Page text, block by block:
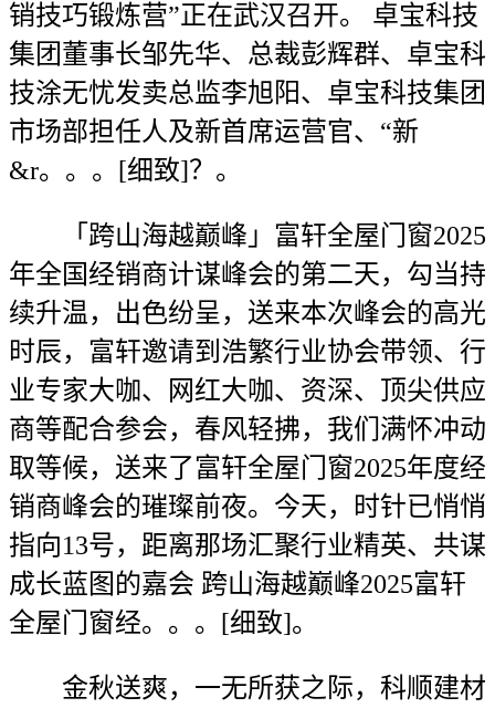
销技巧锻炼营”正在武汉召开。 卓宝科技
集团董事长邹先华、总裁彭辉群、卓宝科
技涂无忧发卖总监李旭阳、卓宝科技集团
市场部担任人及新首席运营官、“新
&r。。。[细致]？。
「跨山海越巅峰」富轩全屋门窗2025
年全国经销商计谋峰会的第二天，勾当持
续升温，出色纷呈，送来本次峰会的高光
时辰，富轩邀请到浩繁行业协会带领、行
业专家大咖、网红大咖、资深、顶尖供应
商等配合参会，春风轻拂，我们满怀冲动
取等候，送来了富轩全屋门窗2025年度经
销商峰会的璀璨前夜。今天，时针已悄悄
指向13号，距离那场汇聚行业精英、共谋
成长蓝图的嘉会 跨山海越巅峰2025富轩
全屋门窗经。。。[细致]。
金秋送爽，一无所获之际，科顺建材